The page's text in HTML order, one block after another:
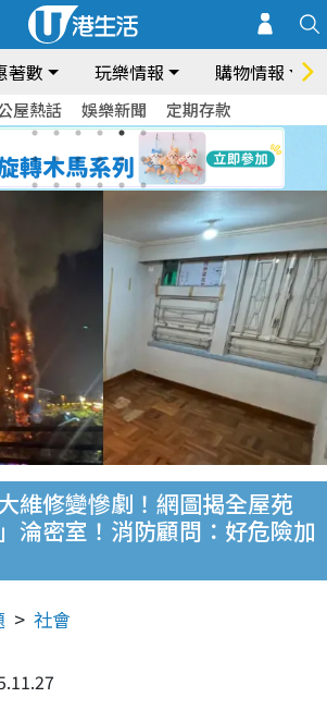
著數 玩樂情報 購物情報
屋熱話 娛樂新聞 定期存款
維修變慘劇！網圖揭全屋苑
淪密室！消防顧問：好危險加
社會